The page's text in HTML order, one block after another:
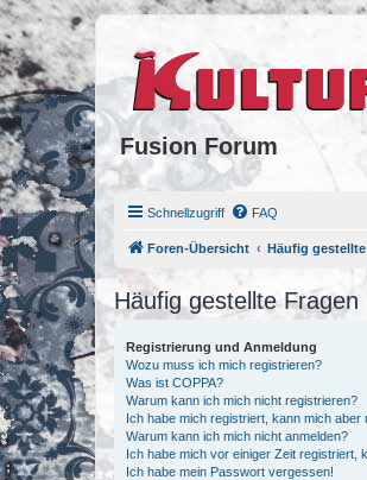
Fusion Forum
Schnellzugriff FAQ
Foren-Übersicht Häufig gestellte
Häufig gestellte Fragen
Registrierung und Anmeldung
Wozu muss ich mich registrieren?
Was ist COPPA?
Warum kann ich mich nicht registrieren?
Ich habe mich registriert, kann mich aber
Warum kann ich mich nicht anmelden?
Ich habe mich vor einiger Zeit registriert,
Ich habe mein Passwort vergessen!